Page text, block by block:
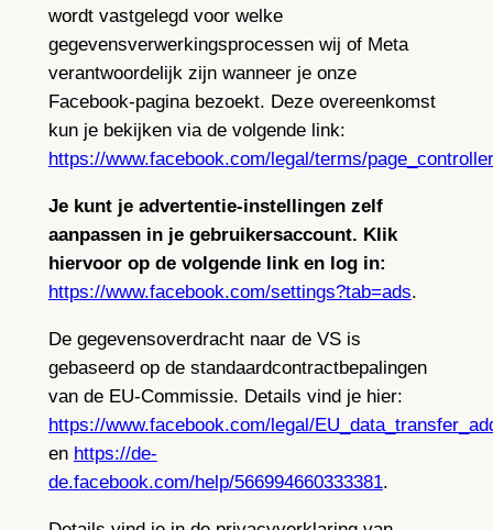
wordt vastgelegd voor welke
gegevensverwerkingsprocessen wij of Meta
verantwoordelijk zijn wanneer je onze
Facebook-pagina bezoekt. Deze overeenkomst
kun je bekijken via de volgende link:
https://www.facebook.com/legal/terms/
Je kunt je advertentie-instellingen zelf
aanpassen in je gebruikersaccount. Klik
hiervoor op de volgende link en log in:
https://www.facebook.com/settings?tab=ads.
De gegevensoverdracht naar de VS is
gebaseerd op de standaardcontractbepalingen
van de EU-Commissie. Details vind je hier:
https://www.facebook.com/legal/
en https://de-
de.facebook.com/help/566994660333381.